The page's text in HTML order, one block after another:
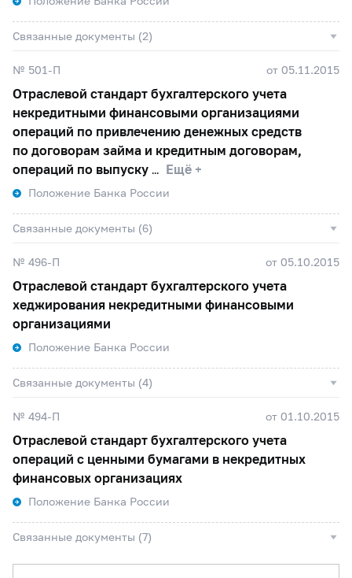
Связанные документы (2)
№ 501-П от 05.11.2015
Отраслевой стандарт бухгалтерского учета
некредитными финансовыми организациями
операций по привлечению денежных средств
по договорам займа и кредитным договорам,
операций по выпуску
Ещё +
Положение Банка России
Связанные документы (6)
№ 496-П от 05.10.2015
Отраслевой стандарт бухгалтерского учета
хеджирования некредитными финансовыми
организациями
Положение Банка России
Связанные документы (4)
№ 494-П от 01.10.2015
Отраслевой стандарт бухгалтерского учета
операций с ценными бумагами в некредитных
финансовых организациях
Положение Банка России
Связанные документы (7)